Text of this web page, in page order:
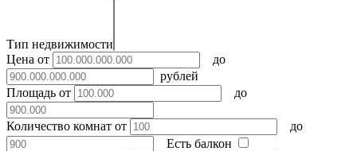
Тип недвижимости
Цена от
до
рублей
Площадь от до
Количество комнат от
до
Есть балкон